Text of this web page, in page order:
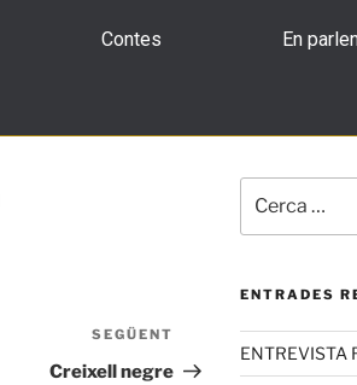
Contes En
SEGÜENT
Creixell negre
ENTRADES
ENTREVISTA